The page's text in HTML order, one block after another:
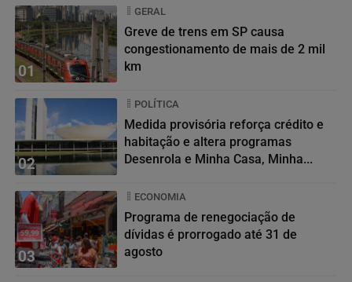
01
GERAL
Greve de trens em SP causa
congestionamento de mais de 2 mil
km
02
POLÍTICA
Medida provisória reforça crédito e
habitação e altera programas
Desenrola e Minha Casa, Minha...
03
ECONOMIA
Programa de renegociação de
dívidas é prorrogado até 31 de
agosto